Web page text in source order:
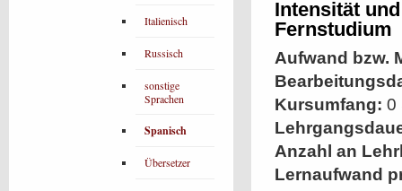
Intensität
Fernstudium
Aufwand bzw.
Kursumfang: 0
Anzahl an
Lernaufwand
Italienisch
Russisch
sonstige
Sprachen
Spanisch
Übersetzer